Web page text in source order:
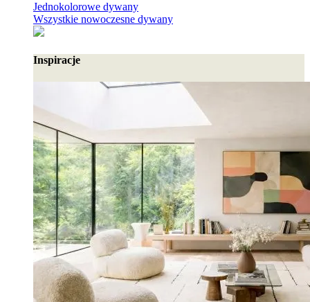
Jednokolorowe dywany
Wszystkie nowoczesne dywany
Inspiracje